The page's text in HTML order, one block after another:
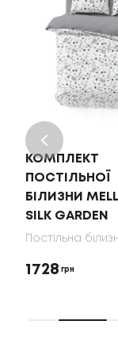
КОМПЛЕКТ
ПОСТІЛЬНОЇ
БІЛИЗНИ
SILK GARDEN
Постільна
1728 грн